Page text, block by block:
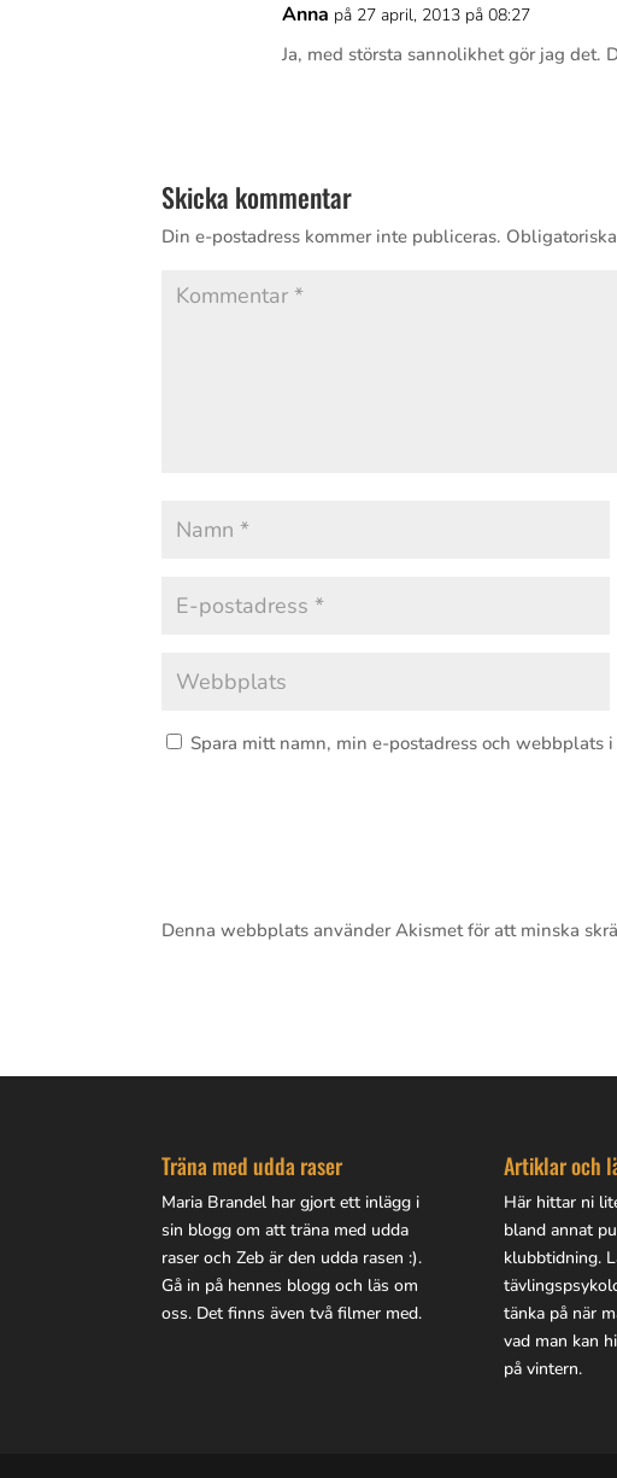
Anna på 27 april, 2013 på 08:27
Ja, med största sannolikhet gör jag det.
Skicka kommentar
Din e-postadress kommer inte publiceras.
Spara mitt namn, min e-postadress och
Denna webbplats använder Akismet för att minska
Träna med udda raser
Maria Brandel har gjortett inlägg i
sin blogg om att träna med udda
raser och Zeb är den udda rasen :).
Gå in på hennes blogg och läs om
oss. Det finns även två filmer med.
Artiklar och
Här hittar ni
bland annat
klubbtidning.
tänka på när
vad man kan
på vintern.